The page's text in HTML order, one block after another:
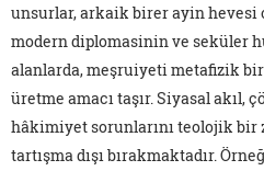
unsurlar, arkaik birer ayin hevesi
modern diplomasinin ve seküler
alanlarda, meşruiyeti metafizik
üretme amacı taşır. Siyasal akıl,
hâkimiyet sorunlarını teolojik
tartışma dışı bırakmaktadır.